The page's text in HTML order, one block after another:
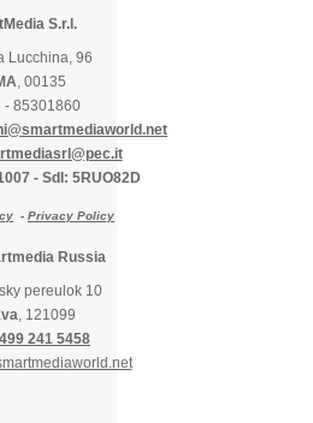
S.r.l.
Lucchina, 96
, 00135
- 85301860
- SdI: 5RUO82D
-Privacy Policy
Russia
pereulok 10
, 121099
241 5458